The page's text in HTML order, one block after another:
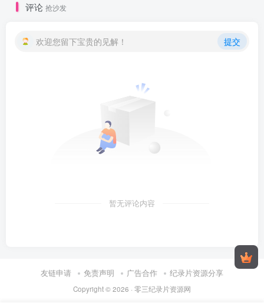
评论 抢沙发
欢迎您留下宝贵的见解！ 提交
暂无评论内容
友链申请 免责声明 广告合作 纪录片资源分享
Copyright © 2026 · 零三纪录片资源网